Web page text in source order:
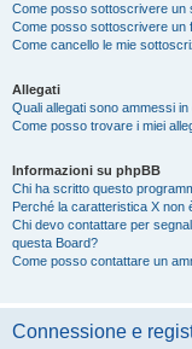
Come posso sottoscrivere un
Come posso sottoscrivere un
Come cancello le mie
Allegati
Quali allegati sono ammessi
Come posso trovare i miei
Informazioni su phpBB
Chi ha scritto questo
Perché la caratteristica X non
Chi devo contattare per
questa Board?
Come posso contattare un
Connessione e